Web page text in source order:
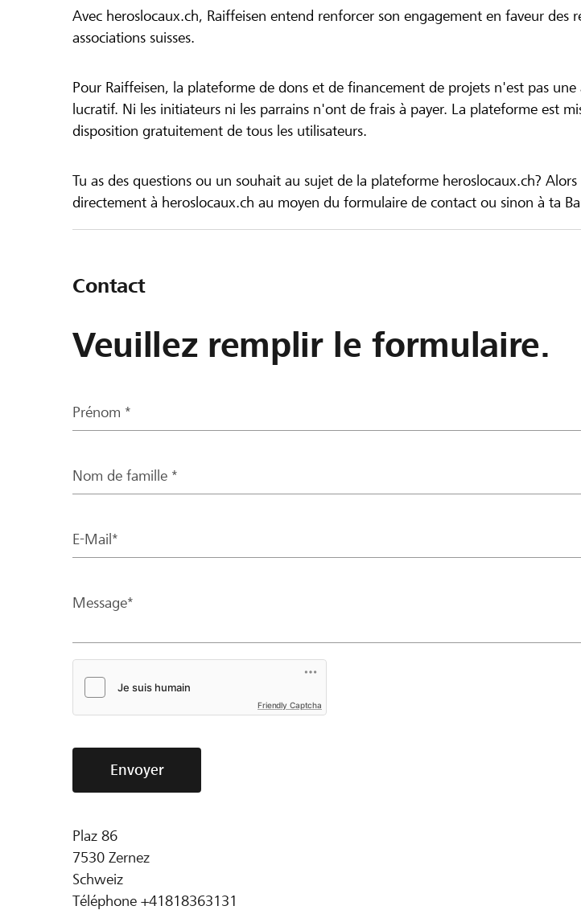
Avec heroslocaux.ch, Raiffeisen entend renforcer son engagement en faveur des
associations suisses.
Pour Raiffeisen, la plateforme de dons et de financement de projets n'est pas
lucratif. Ni les initiateurs ni les parrains n'ont de frais à payer. La plateforme est
disposition gratuitement de tous les utilisateurs.
Tu as des questions ou un souhait au sujet de la plateforme heroslocaux.ch? Alors
directement à heroslocaux.ch au moyen du formulaire de contact ou sinon à ta
Contact
Veuillez remplir le formulaire.
Prénom *
Nom de famille *
E-Mail*
Message*
Friendly Captcha
Envoyer
Plaz 86
7530 Zernez
Schweiz
Téléphone +41818363131